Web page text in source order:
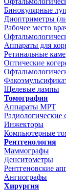
Бинокулярные
Диоптриметры
Рабочее место
Аппараты для
Ретинальные
Оптические
Щелевые лампы
Томография
Аппараты МРТ
Радиологические
Инжекторы
Компьютерные
Рентгенология
Маммографы
Денситометры
Рентгеновские
Ангиографы
Хирургия